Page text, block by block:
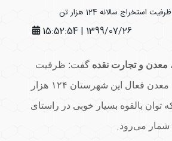
1399/07/26 | 15:52:54
معدن و تجارت نقده گفت: ظرفیت
معدن فعال این شهرستان ۱۲۴ هزار
بالقوه بسیار خوبی در راستای
شمار می‌رود.